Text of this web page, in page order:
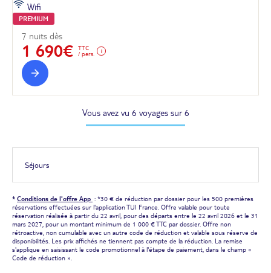
Wifi
PREMIUM
7 nuits dès
1 690€
TTC
/ pers.
Vous avez vu 6 voyages sur 6
Séjours
* Conditions de l'offre App : *30 € de réduction par dossier pour les 500 premières
réservations effectuées sur l'application TUI France. Offre valable pour toute
réservation réalisée à partir du 22 avril, pour des départs entre le 22 avril 2026 et le 31
mars 2027, pour un montant minimum de 1 000 € TTC par dossier. Offre non
rétroactive, non cumulable avec un autre code de réduction et valable sous réserve de
disponibilités. Les prix affichés ne tiennent pas compte de la réduction. La remise
s'applique en saisissant le code promotionnel à l'étape de paiement, dans le champ «
Code de réduction ».